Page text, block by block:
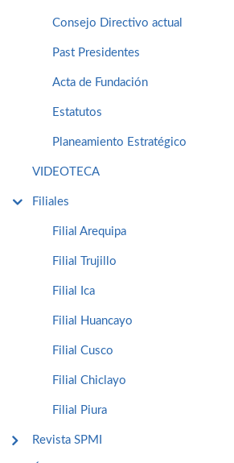
Consejo Directivo actual
Past Presidentes
Acta de Fundación
Estatutos
Planeamiento Estratégico
VIDEOTECA
Filiales
Filial Arequipa
Filial Trujillo
Filial Ica
Filial Huancayo
Filial Cusco
Filial Chiclayo
Filial Piura
Revista SPMI